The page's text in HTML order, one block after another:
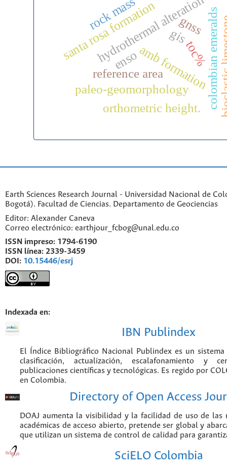
colombian emeralds
hydrothermal alteration
santa rosa formation
amb formation
paleo-geomorphology
reference area
gis
rock mass
enso
gnss
orthometric height.
toc%
Earth Sciences Research Journal - Universidad Nacional de
Bogotá). Facultad de Ciencias. Departamento de Geociencias
Editor: Alexander Caneva
Correo electrónico: earthjour_fcbog@unal.edu.co
ISSN impreso: 1794-6190
ISSN línea: 2339-3459
DOI: 10.15446/esrj
Indexada en:
IBN Publindex
El Índice Bibliográfico Nacional Publindex es un
clasificación, actualización, escalafonamiento y
publicaciones científicas y tecnológicas. Es regido por
en Colombia.
Directory of Open Access
DOAJ aumenta la visibilidad y la facilidad de uso de las
académicas de acceso abierto, pretende ser global y
que utilizan un sistema de control de calidad para
SciELO Colombia